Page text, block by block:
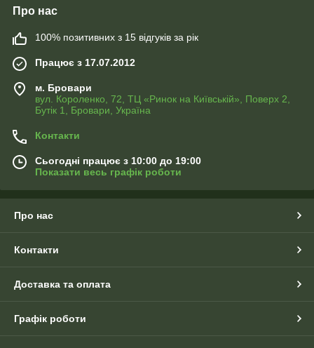
Про нас
100% позитивних з 15 відгуків за рік
Працює з 17.07.2012
м. Бровари
вул. Короленко, 72, ТЦ «Ринок на Київській», Поверх 2,
Бутік 1, Бровари, Україна
Контакти
Сьогодні працює з 10:00 до 19:00
Показати весь графік роботи
Про нас
Контакти
Доставка та оплата
Графік роботи